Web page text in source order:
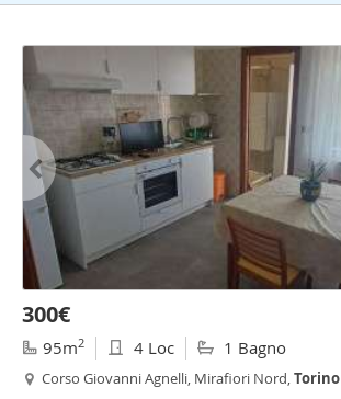
300€
95m2 4 Loc 1 Bagno
Corso Giovanni Agnelli, Mirafiori Nord,Torino